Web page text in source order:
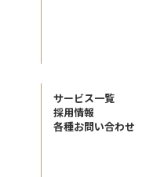
サービス一覧
採用情報
各種お問い合わせ